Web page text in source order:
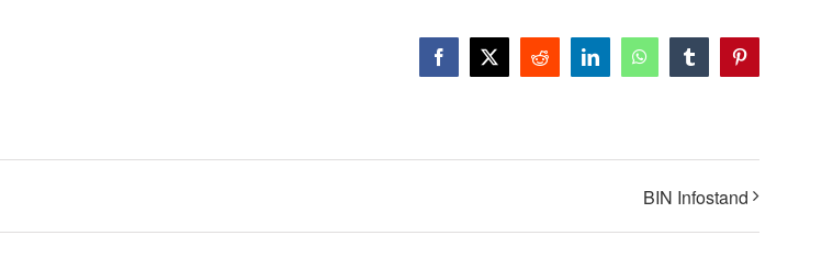
Facebook
X Reddit LinkedInWhatsAppTumblrPinterest
BIN Infostand